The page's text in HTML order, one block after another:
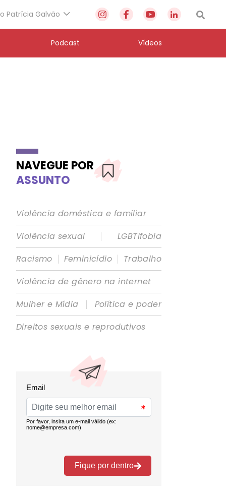
Patrícia Galvão
Podcast Vídeos
NAVEGUE POR
ASSUNTO
Violência doméstica e familiar
Violência sexual
|
LGBTIfobia
Racismo | Feminicídio | Trabalho
Violência de gênero na internet
Mulher e Mídia
|
Política e poder
Direitos sexuais e reprodutivos